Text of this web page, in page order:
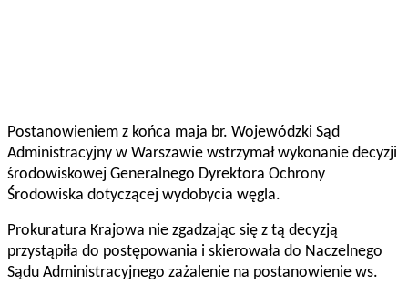
Postanowieniem z końca maja br. Wojewódzki Sąd
Administracyjny w Warszawie wstrzymał wykonanie decyzji
środowiskowej Generalnego Dyrektora Ochrony
Środowiska dotyczącej wydobycia węgla.
Prokuratura Krajowa nie zgadzając się z tą decyzją
przystąpiła do postępowania i skierowała do Naczelnego
Sądu Administracyjnego zażalenie na postanowienie ws.